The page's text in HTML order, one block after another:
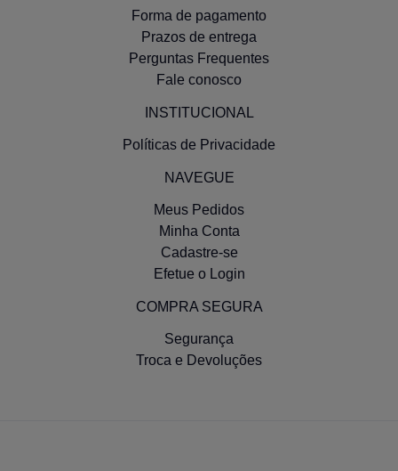
Forma de pagamento
Prazos de entrega
Perguntas Frequentes
Fale conosco
INSTITUCIONAL
Políticas de Privacidade
NAVEGUE
Meus Pedidos
Minha Conta
Cadastre-se
Efetue o Login
COMPRA SEGURA
Segurança
Troca e Devoluções